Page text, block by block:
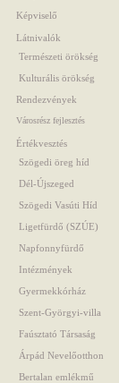
Képviselő
Látnivalók
Természeti örökség
Kulturális örökség
Rendezvények
Városrész fejlesztés
Értékvesztés
Szögedi öreg híd
Dél-Újszeged
Szögedi Vasúti Híd
Ligetfürdő (SZÚE)
Napfonnyfürdő
Intézmények
Gyermekkórház
Szent-Györgyi-villa
Faúsztató Társaság
Árpád Nevelőotthon
Bertalan emlékmű